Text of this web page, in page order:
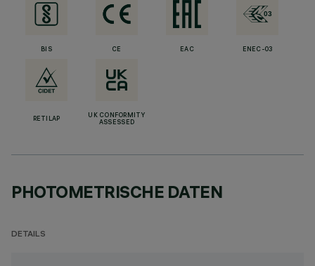
BIS CE EAC ENEC-03
RETILAP
UK CONFORMITY
ASSESSED
PHOTOMETRISCHE DATEN
DETAILS